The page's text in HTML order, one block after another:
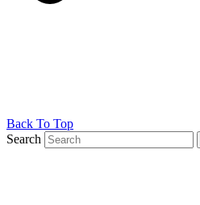
Back To Top
Search